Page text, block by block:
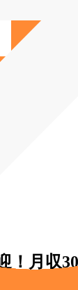
収30
月収